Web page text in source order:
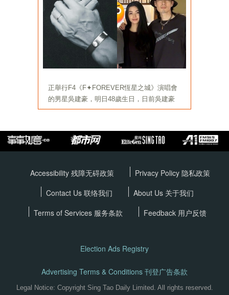
Accessibility 残障无碍政策 Privacy Policy 隐私政策
Contact Us 联络我们
About Us 关于我们
Terms of Services 服务条款 Feedback 用户反馈
Election Ads Registry
Advertising Terms & Conditions 刊登广告条款
Legal Notice: Copyright Sing Tao Daily Limited. All rights reserved.